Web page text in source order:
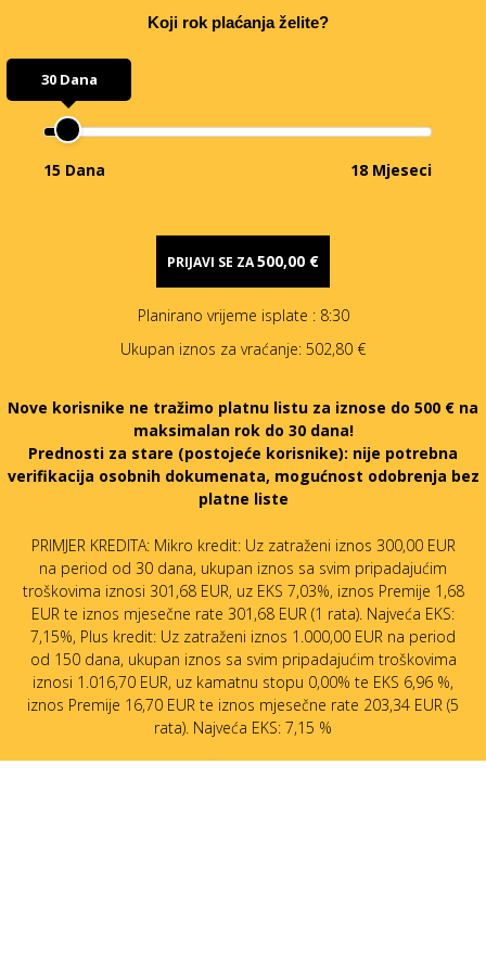
Koji rok plaćanja želite?
30 Dana
15 Dana 18 Mjeseci
PRIJAVI SE ZA500,00 €
Planirano vrijeme isplate : 8:30
Ukupan iznos za vraćanje: 502,80 €
Nove korisnike ne tražimo platnu listu za iznose do 500 € na
maksimalan rok do 30 dana!
Prednosti za stare (postojeće korisnike): nije potrebna
verifikacija osobnih dokumenata, mogućnost odobrenja bez
platne liste
PRIMJER KREDITA: Mikro kredit: Uz zatraženi iznos 300,00 EUR
na period od 30 dana, ukupan iznos sa svim pripadajućim
troškovima iznosi 301,68 EUR, uz EKS 7,03%, iznos Premije 1,68
EUR te iznos mjesečne rate 301,68 EUR (1 rata). Najveća EKS:
7,15%, Plus kredit: Uz zatraženi iznos 1.000,00 EUR na period
od 150 dana, ukupan iznos sa svim pripadajućim troškovima
iznosi 1.016,70 EUR, uz kamatnu stopu 0,00% te EKS 6,96 %,
iznos Premije 16,70 EUR te iznos mjesečne rate 203,34 EUR (5
rata). Najveća EKS: 7,15 %